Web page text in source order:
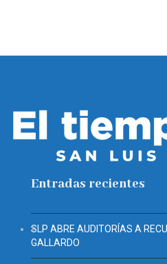
Entradas recientes
SLP ABRE AUDITORÍAS A
GALLARDO